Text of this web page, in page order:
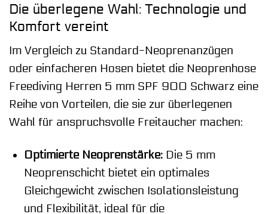
Die überlegene Wahl: Technologie und
Komfort vereint
Im Vergleich zu Standard-Neoprenanzügen
oder einfacheren Hosen bietet die Neoprenhose
Freediving Herren 5 mm SPF 900 Schwarz eine
Reihe von Vorteilen, die sie zur überlegenen
Wahl für anspruchsvolle Freitaucher machen:
Optimierte Neoprenstärke:Die 5 mm
Neoprenschicht bietet ein optimales
Gleichgewicht zwischen Isolationsleistung
und Flexibilität, ideal für die